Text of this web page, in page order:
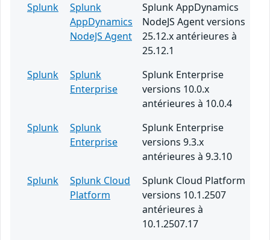
Splunk
Splunk
AppDynamics
NodeJS Agent
Splunk AppDynamics
NodeJS Agent versions
25.12.x antérieures à
25.12.1
Splunk
Splunk
Enterprise
Splunk Enterprise
versions 10.0.x
antérieures à 10.0.4
Splunk
Splunk
Enterprise
Splunk Enterprise
versions 9.3.x
antérieures à 9.3.10
Splunk
Splunk Cloud
Platform
Splunk Cloud Platform
versions 10.1.2507
antérieures à
10.1.2507.17